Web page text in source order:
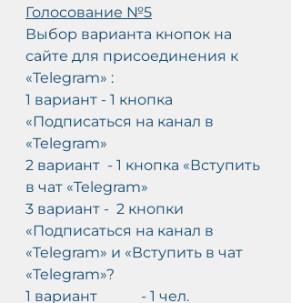
Голосование №5
Выбор варианта кнопок на
сайте для присоединения к
«Telegram» :
1 вариант - 1 кнопка
«Подписаться на канал в
«Telegram»
2 вариант  - 1 кнопка «Вступить
в чат «Telegram»
3 вариант -  2 кнопки
«Подписаться на канал в
«Telegram» и «Вступить в чат
«Telegram»?
1 вариант            - 1 чел.